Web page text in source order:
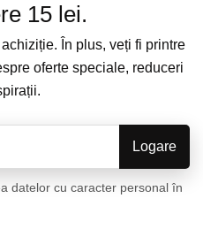
15 lei.
În plus, veți fi printre
oferte speciale, reduceri
datelor cu caracter personal în